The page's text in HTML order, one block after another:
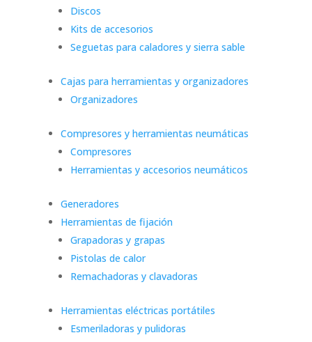
Discos
Kits de accesorios
Seguetas para caladores y sierra sable
Cajas para herramientas y organizadores
Organizadores
Compresores y herramientas neumáticas
Compresores
Herramientas y accesorios neumáticos
Generadores
Herramientas de fijación
Grapadoras y grapas
Pistolas de calor
Remachadoras y clavadoras
Herramientas eléctricas portátiles
Esmeriladoras y pulidoras